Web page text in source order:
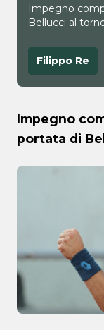
Impegno
Bellucci al
Filippo Re
Impegno
portata di